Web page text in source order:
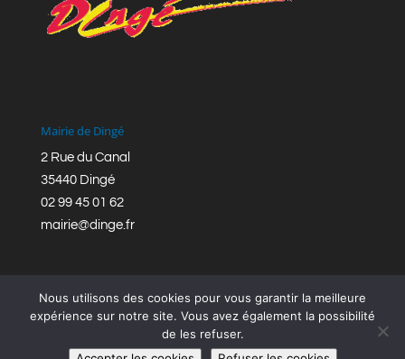
Mairie de Dingé
2 Rue du Canal
35440 Dingé
02 99 45 01 62
mairie@dinge.fr
Réalisation © Mairie de Dingé,Bretagne Romantique
Nous utilisons des cookies pour vous garantir la meilleure
expérience sur notre site. Vous avez également la possibilité
de les refuser.